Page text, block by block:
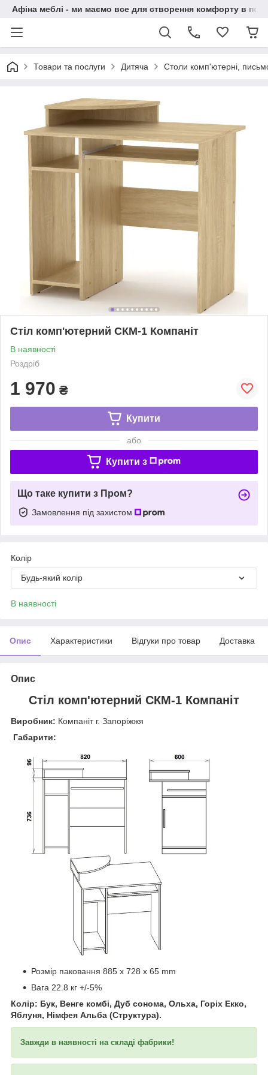
Афіна меблі - ми маємо все для створення комфорту в
Товари та послуги Дитяча Столи комп'ютерні,
Стіл комп'ютерний СКМ-1 Компаніт
В наявності
Роздріб
1 970 ₴
Купити
або
Купити з
Що таке купити з Пром?
Замовлення під захистом
Колір
Будь-який колір
В наявності
Опис Характеристики Відгуки про товар Доставка
Опис
Стіл комп'ютерний СКМ-1 Компаніт
Виробник: Компаніт г. Запоріжжя
Габарити:
Розмір паковання 885 x 728 x 65 mm
Вага 22.8 кг +/-5%
Колір: Бук, Венге комбі, Дуб сонома, Ольха, Горіх Екко,
Яблуня, Німфея Альба (Структура).
Завжди в наявності на складі фабрики!